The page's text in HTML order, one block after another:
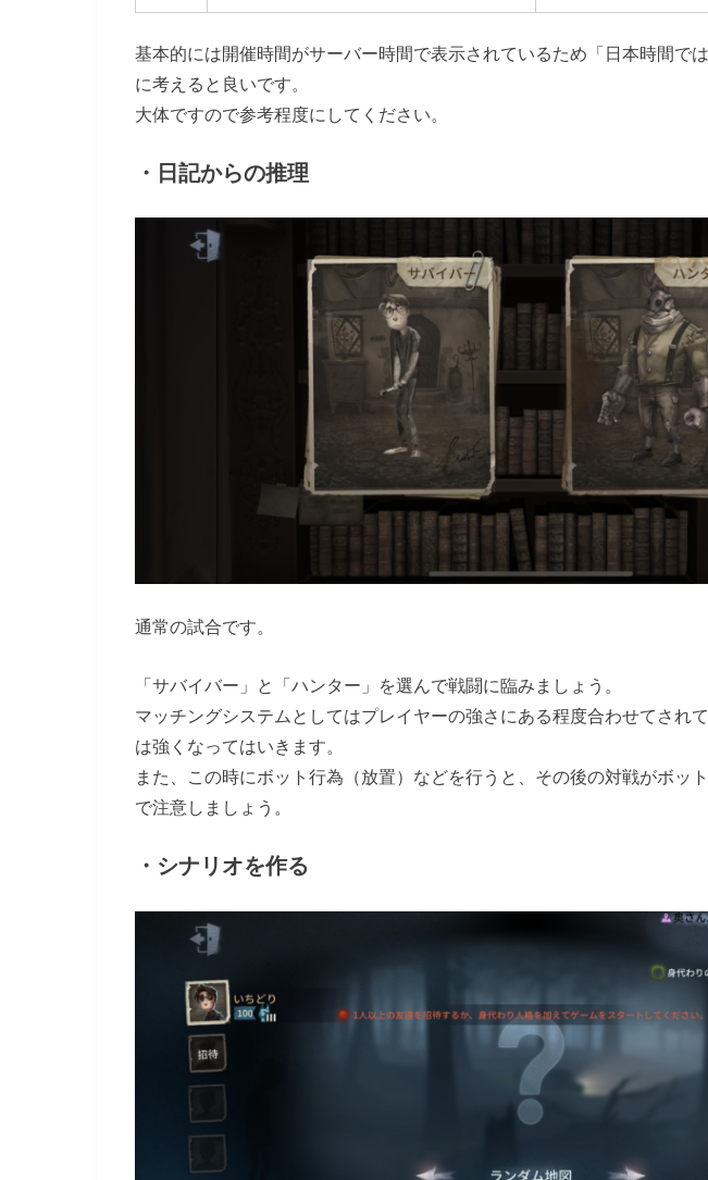
基本的には開催時間がサーバー時間で表示されているため「日本時間で
に考えると良いです。
大体ですので参考程度にしてください。
・日記からの推理
通常の試合です。
「サバイバー」と「ハンター」を選んで戦闘に臨みましょう。
マッチングシステムとしてはプレイヤーの強さにある程度合わせてされ
は強くなってはいきます。
また、この時にボット行為（放置）などを行うと、その後の対戦がボッ
で注意しましょう。
・シナリオを作る